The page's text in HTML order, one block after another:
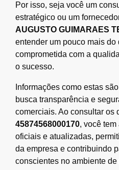
Por isso, seja você um
estratégico ou um
AUGUSTO GUIMARAES
entender um pouco mais do
comprometida com a
o sucesso.
Informações como estas
busca transparência e
comerciais. Ao consultar os
45874568000170, você
oficiais e atualizadas,
da empresa e contribuindo
conscientes no ambiente de